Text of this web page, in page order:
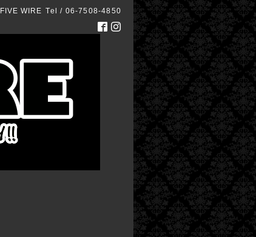
FIVE WIRE Tel / 06-7508-4850